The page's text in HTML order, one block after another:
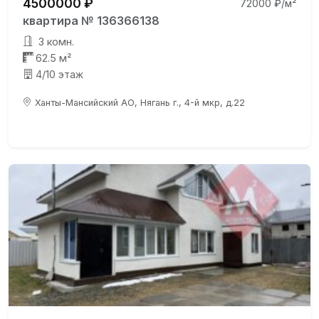
72000 ₽/м²
квартира № 136366138
3 комн.
62.5 м²
4/10 этаж
Ханты-Мансийский АО, Нягань г., 4-й мкр, д.22